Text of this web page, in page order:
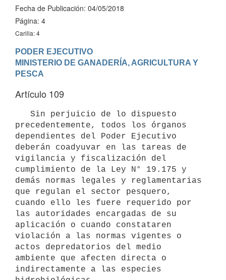
Fecha de Publicación: 04/05/2018
Página: 4
Carilla: 4
PODER EJECUTIVO
MINISTERIO DE GANADERÍA, AGRICULTURA Y
Artículo 109
precedentemente, todos los órganos
dependientes del Poder Ejecutivo
deberán coadyuvar en las tareas de
vigilancia y fiscalización del
cumplimiento de la Ley N° 19.175 y
demás normas legales y reglamentarias
que regulan el sector pesquero,
cuando ello les fuere requerido por
las autoridades encargadas de su
aplicación o cuando constataren
violación a las normas vigentes o
actos depredatorios del medio
ambiente que afecten directa o
indirectamente a las especies